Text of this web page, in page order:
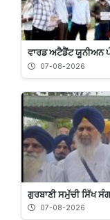
ਵਾਰਡ ਅਟੈਡੈਂਟ ਯੂਨੀਅਨ
07-08-2026
ਗੁਰਬਾਣੀ ਸਮੁੱਚੀ ਸਿੱਖ
07-08-2026